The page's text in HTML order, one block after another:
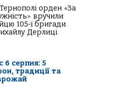
орден «За
вручили
105-ї бригади
Дерлиці
6 серпня: 5
традиції та